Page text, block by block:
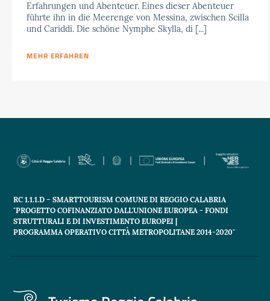
Erfahrungen und Abenteuer. Eines dieser Abenteuer
führte ihn in die Meerenge von Messina, zwischen Scilla
und Cariddi. Die schöne Nymphe Skylla, di [...]
MEHR ERFAHREN
RC 1.1.1.D – SMARTTOURISM COMUNE DI REGGIO CALABRIA
"PROGETTO COFINANZIATO DALL'UNIONE EUROPEA - FONDI
STRUTTURALI E DI INVESTIMENTO EUROPEI |
PROGRAMMA OPERATIVO CITTÀ METROPOLITANE 2014-2020"